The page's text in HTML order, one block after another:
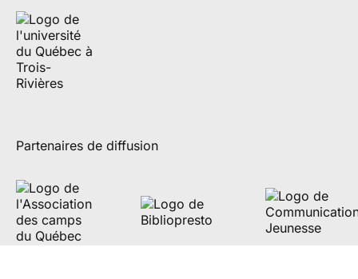
Partenaires de diffusion